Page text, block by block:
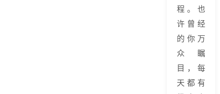
程。也
许曾经
的你万
众瞩
目，每
天都有